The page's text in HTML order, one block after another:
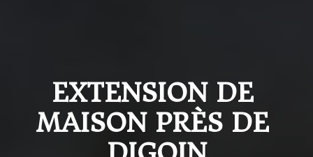
EXTENSION DE
MAISON PRÈS DE